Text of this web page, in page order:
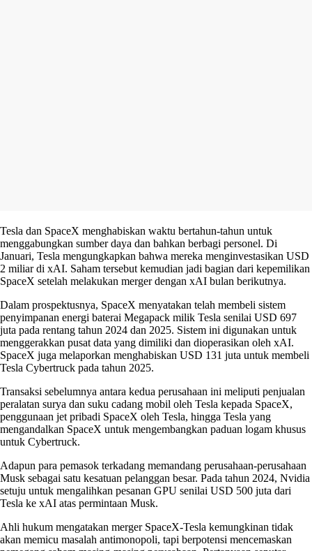
Tesla dan SpaceX menghabiskan waktu bertahun-tahun untuk
menggabungkan sumber daya dan bahkan berbagi personel. Di
Januari, Tesla mengungkapkan bahwa mereka menginvestasikan USD
2 miliar di xAI. Saham tersebut kemudian jadi bagian dari kepemilikan
SpaceX setelah melakukan merger dengan xAI bulan berikutnya.
Dalam prospektusnya, SpaceX menyatakan telah membeli sistem
penyimpanan energi baterai Megapack milik Tesla senilai USD 697
juta pada rentang tahun 2024 dan 2025. Sistem ini digunakan untuk
menggerakkan pusat data yang dimiliki dan dioperasikan oleh xAI.
SpaceX juga melaporkan menghabiskan USD 131 juta untuk membeli
Tesla Cybertruck pada tahun 2025.
Transaksi sebelumnya antara kedua perusahaan ini meliputi penjualan
peralatan surya dan suku cadang mobil oleh Tesla kepada SpaceX,
penggunaan jet pribadi SpaceX oleh Tesla, hingga Tesla yang
mengandalkan SpaceX untuk mengembangkan paduan logam khusus
untuk Cybertruck.
Adapun para pemasok terkadang memandang perusahaan-perusahaan
Musk sebagai satu kesatuan pelanggan besar. Pada tahun 2024, Nvidia
setuju untuk mengalihkan pesanan GPU senilai USD 500 juta dari
Tesla ke xAI atas permintaan Musk.
Ahli hukum mengatakan merger SpaceX-Tesla kemungkinan tidak
akan memicu masalah antimonopoli, tapi berpotensi mencemaskan